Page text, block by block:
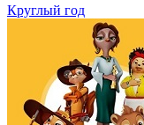
Круглый год